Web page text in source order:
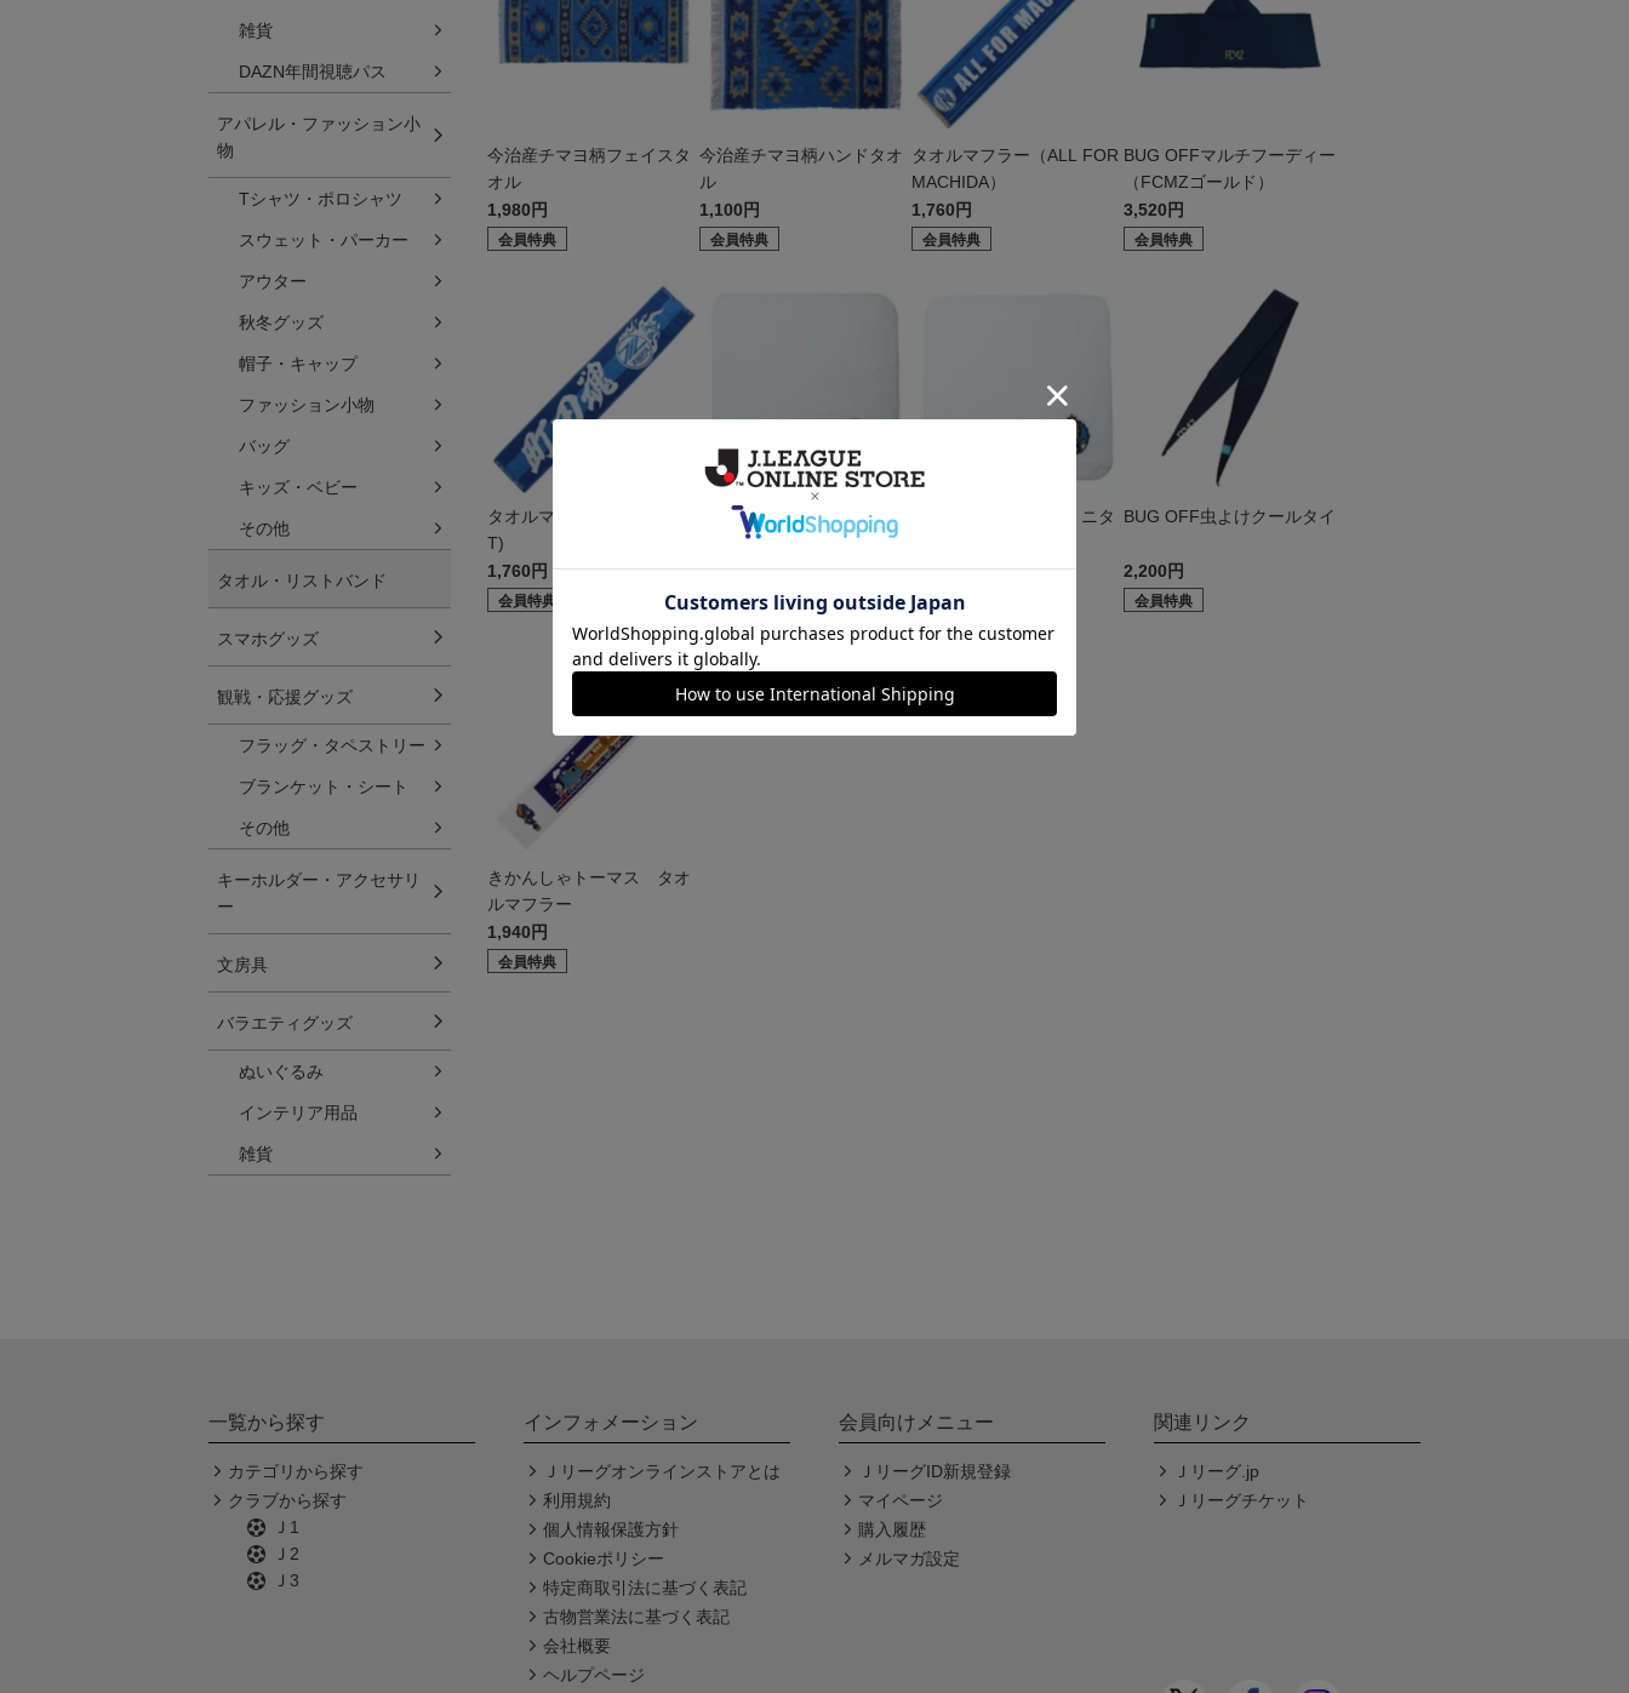
今治産チマヨ柄フェイスタ
オル
1,980円
会員特典
今治産チマヨ柄ハンドタオ
ル
1,100円
会員特典
タオルマフラー（ALL FOR
MACHIDA）
1,760円
会員特典
BUG OFFマルチフーディー
（FCMZゴールド）
3,520円
会員特典
タオルマフラー(町田魂NEX
T)
1,760円
会員特典
今治製エンブレム刺繍ミニ
タオル
1,100円
会員特典
今治製ゼルビー刺繍ミニタ
1,100円
会員特典
BUG OFF虫よけクールタイ
2,200円
会員特典
きかんしゃトーマス タオ
ルマフラー
1,940円
会員特典
雑貨
DAZN年間視聴パス
アパレル・ファッション小
物
Tシャツ・ポロシャツ
スウェット・パーカー
アウター
秋冬グッズ
帽子・キャップ
ファッション小物
バッグ
キッズ・ベビー
その他
タオル・リストバンド
スマホグッズ
観戦・応援グッズ
フラッグ・タペストリー
ブランケット・シート
その他
キーホルダー・アクセサリ
ー
文房具
バラエティグッズ
ぬいぐるみ
インテリア用品
雑貨
一覧から探す
カテゴリから探す
クラブから探す
Ｊ1
Ｊ2
Ｊ3
インフォメーション
Ｊリーグオンラインストアとは
利用規約
個人情報保護方針
Cookieポリシー
特定商取引法に基づく表記
古物営業法に基づく表記
会社概要
ヘルプページ
会員向けメニュー
ＪリーグID新規登録
マイページ
購入履歴
メルマガ設定
関連リンク
Ｊリーグ.jp
Ｊリーグチケット